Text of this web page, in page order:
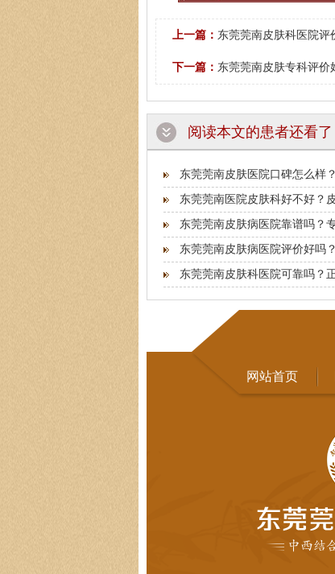
上一篇： 东莞莞南皮肤科医院评
下一篇： 东莞莞南皮肤专科评价
阅读本文的患者还看了
东莞莞南皮肤医院口碑怎么样
东莞莞南医院皮肤科好不好？
东莞莞南皮肤病医院靠谱吗？
东莞莞南皮肤病医院评价好吗
东莞莞南皮肤科医院可靠吗？
网站首页